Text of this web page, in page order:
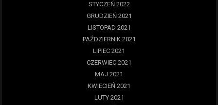
STYCZEŃ 2022
GRUDZIEŃ 2021
LISTOPAD 2021
PAŹDZIERNIK 2021
LIPIEC 2021
CZERWIEC 2021
MAJ 2021
KWIECIEŃ 2021
LUTY 2021